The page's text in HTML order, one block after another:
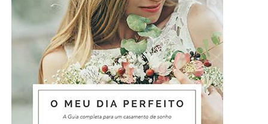
magicamente decorado dia após dia! e este tem de ser nosso porque o
“adoro”!
beijinhos doces e obrigada!
3 de Fevereiro de 2014
ANA CURADO
Giro giro giro! Preciso deste calendário porque 2014 vai ser o meu
ano e nada como um calendário giro para assinalar a data